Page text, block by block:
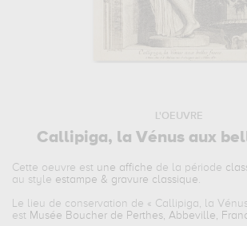
L'OEUVRE
Callipiga, la Vénus aux
Cette oeuvre est une affiche de la période
au style estampe & gravure classique.
Le lieu de conservation de « Callipiga, la
est Musée Boucher de Perthes, Abbeville,